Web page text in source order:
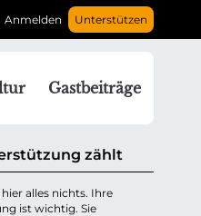
Unterstützen
Anmelden
Gastbeiträge
zählt
hier alles nichts. Ihre
ist wichtig. Sie